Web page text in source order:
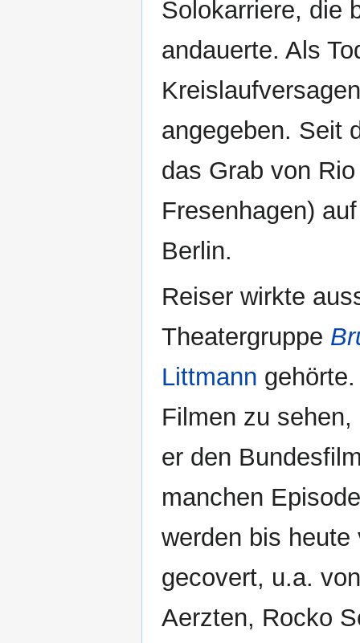
Solokarriere, die
andauerte. Als
angegeben. Seit
das Grab von
Fresenhagen)
Berlin.
Reiser wirkte
Theatergruppe
Littmann
Filmen zu
er den
manchen
werden bis
gecovert, u.a.
Aerzten, Rocko